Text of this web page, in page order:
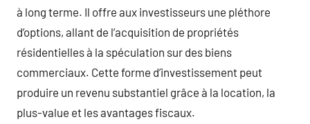
à long terme. Il offre aux investisseurs une pléthore
d’options, allant de l’acquisition de propriétés
résidentielles à la spéculation sur des biens
commerciaux. Cette forme d’investissement peut
produire un revenu substantiel grâce à la location, la
plus-value et les avantages fiscaux.